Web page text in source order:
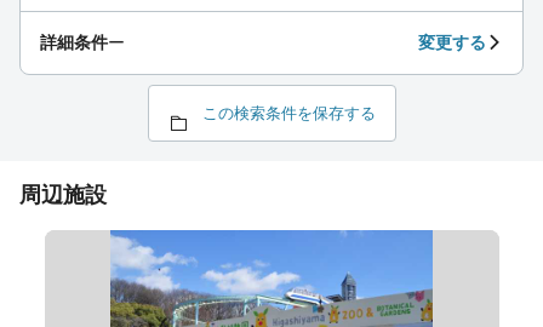
詳細条件ー 変更する
この検索条件を保存する
周辺施設